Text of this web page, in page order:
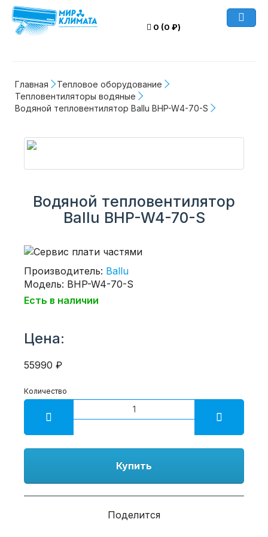
0 (0 ₽)
Главная
Тепловое оборудование
Тепловентиляторы водяные
Водяной тепловентилятор Ballu BHP-W4-70-S
Водяной тепловентилятор
Ballu BHP-W4-70-S
Производитель: Ballu
Модель: BHP-W4-70-S
Есть в наличии
Цена:
55990 ₽
Количество
Купить
Поделится